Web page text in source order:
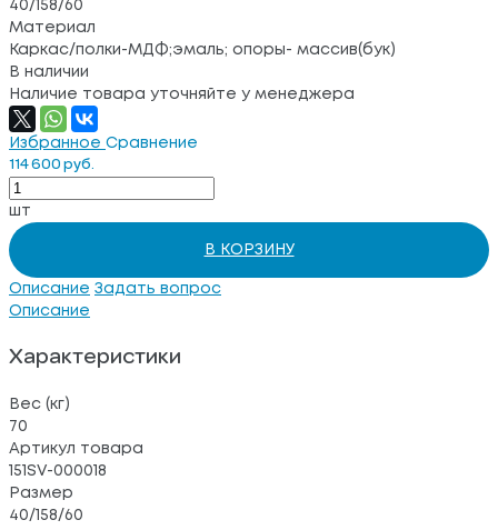
40/158/60
Материал
Каркас/полки-МДФ;эмаль; опоры- массив(бук)
В наличии
Наличие товара уточняйте у менеджера
Избранное Сравнение
114 600 руб.
шт
В КОРЗИНУ
Описание Задать вопрос
Описание
Характеристики
Вес (кг)
70
Артикул товара
151SV-000018
Размер
40/158/60